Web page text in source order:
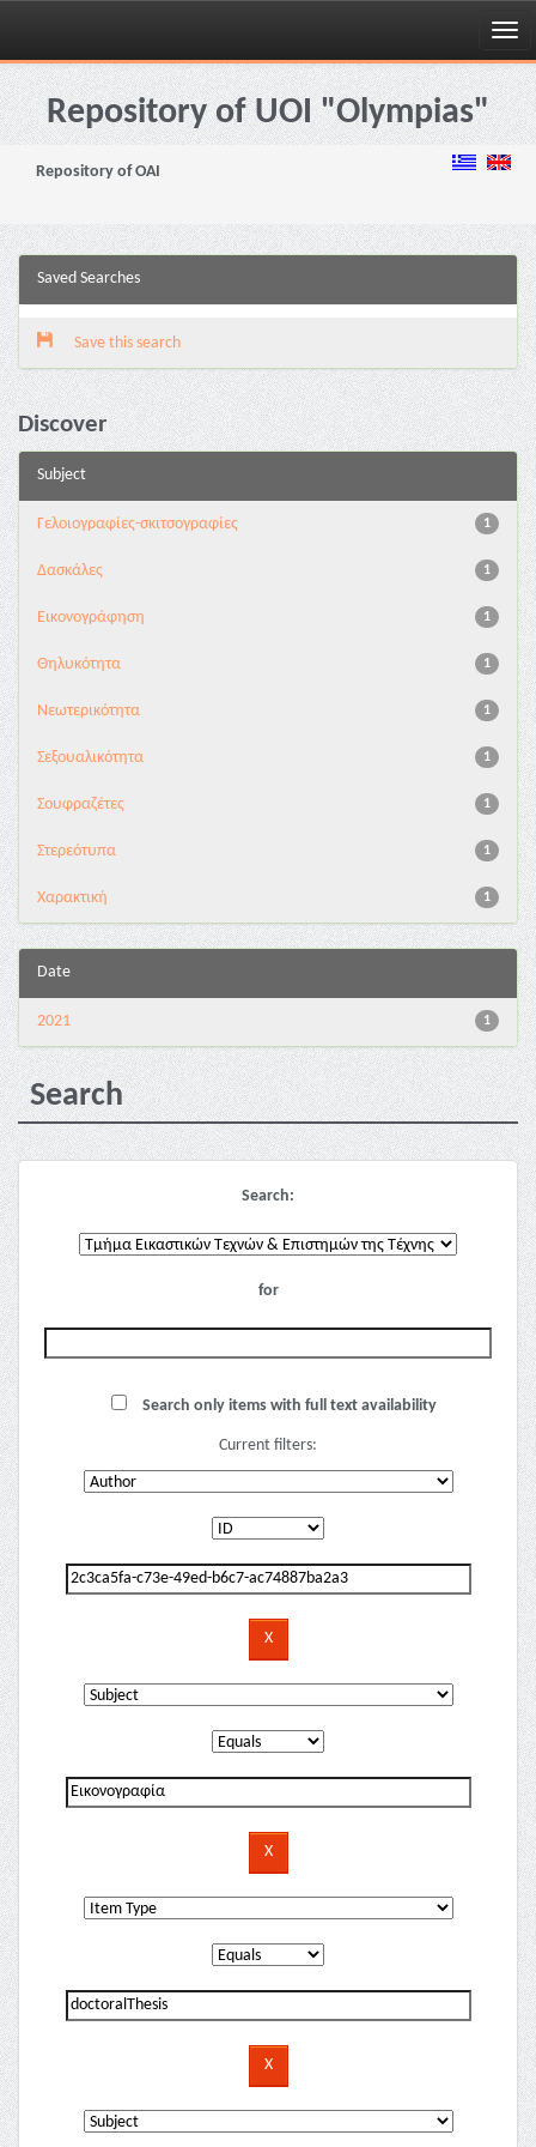
Skip
navigationRepository of UOI "Olympias"
Repository of OAI
Saved Searches
Save this search
Discover
Subject
1
Γελοιογραφίες-σκιτσογραφίες
1
Δασκάλες
1
Εικονογράφηση
1
Θηλυκότητα
1
Νεωτερικότητα
1
Σεξουαλικότητα
1
Σουφραζέτες
1
Στερεότυπα
1
Χαρακτική
Date
1
2021
Search
Search:
for
Search only items with full text availability
Current filters: